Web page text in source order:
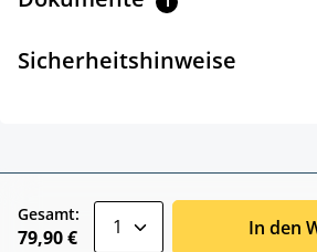
Sicherheitshinweise
Gesamt:
79,90 € In den